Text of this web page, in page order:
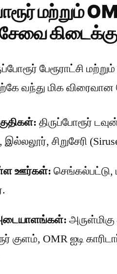
மற்றும்
பேரூராட்சி
வந்து மிக
திருப்போரூர்
சிறுசேரி
ஊர்கள்: செங்கல்பட்டு,
குளம், OMR ஐடி